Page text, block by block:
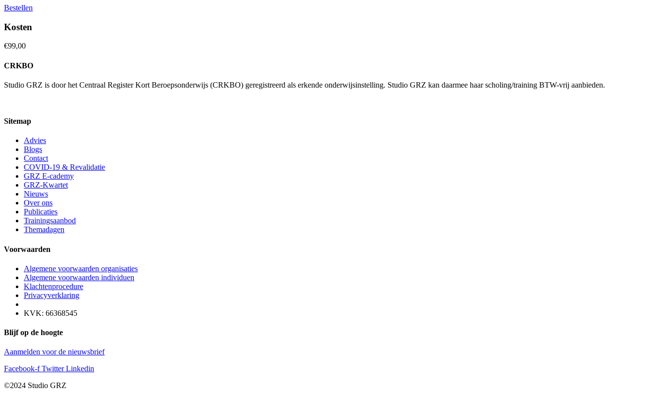
Bestellen
Kosten
€99,00
CRKBO
Studio GRZ is door het Centraal Register Kort Beroepsonderwijs (CRKBO) geregistreerd als erkende onderwijsinstelling. Studio GRZ kan daarmee haar scholing/training BTW-vrij aanbieden.
Sitemap
Advies
Blogs
Contact
COVID-19 & Revalidatie
GRZ E-cademy
GRZ-Kwartet
Nieuws
Over ons
Publicaties
Trainingsaanbod
Themadagen
Voorwaarden
Algemene voorwaarden organisaties
Algemene voorwaarden individuen
Klachtenprocedure
Privacyverklaring
KVK: 66368545
Blijf op de hoogte
Aanmelden voor de nieuwsbrief
Facebook-f Twitter Linkedin
©2024 Studio GRZ